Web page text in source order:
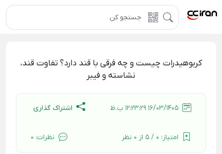
کربوهیدرات چیست و چه فرقی با قند دارد؟ تفاوت قند،
نشاسته و فیبر
16/03/1405 12:23:29 ب.ظ اشتراک گذاری
امتیاز: 0 / 5 از 0 نظر نظرات: 0